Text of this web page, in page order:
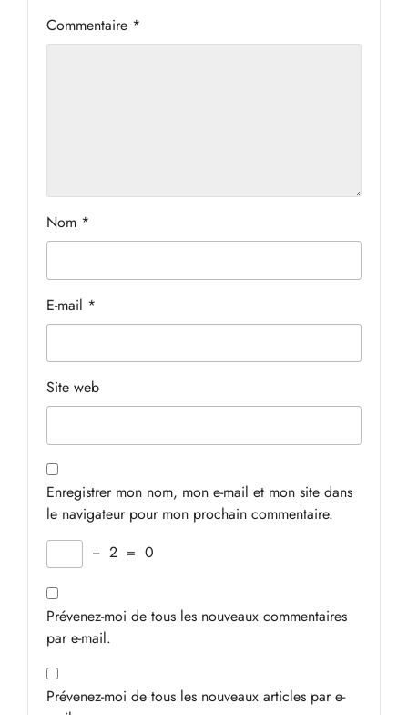
Commentaire *
Nom *
E-mail *
Site web
Enregistrer mon nom, mon e-mail et mon site dans
le navigateur pour mon prochain commentaire.
− 2 = 0
Prévenez-moi de tous les nouveaux commentaires
par e-mail.
Prévenez-moi de tous les nouveaux articles par e-